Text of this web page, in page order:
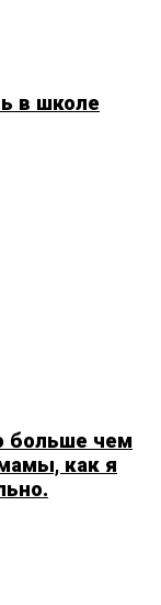
в школе
больше чем
как я